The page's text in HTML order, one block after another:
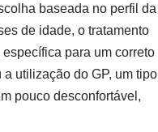
baseada no perfil da
de idade, o tratamento
para um correto
utilização do GP, um tipo
pouco desconfortável,